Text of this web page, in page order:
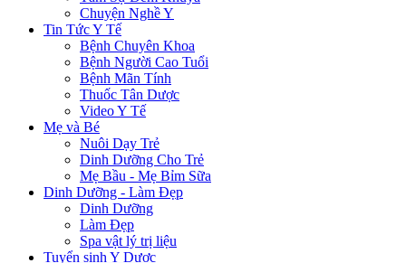
Chuyện Nghề Y
Tin Tức Y Tế
Bệnh Chuyên Khoa
Bệnh Người Cao Tuổi
Bệnh Mãn Tính
Thuốc Tân Dược
Video Y Tế
Mẹ và Bé
Nuôi Dạy Trẻ
Dinh Dưỡng Cho Trẻ
Mẹ Bầu - Mẹ Bỉm Sữa
Dinh Dưỡng - Làm Đẹp
Dinh Dưỡng
Làm Đẹp
Spa vật lý trị liệu
Tuyển sinh Y Dược